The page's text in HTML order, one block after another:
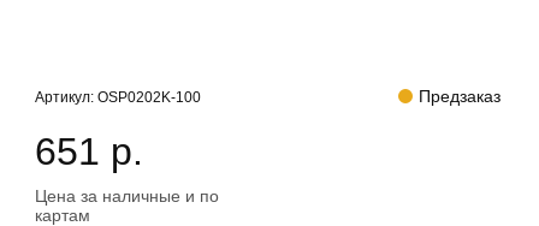
Артикул:OSP0202K-100 Предзаказ
651 р.
Цена за наличные и по
картам